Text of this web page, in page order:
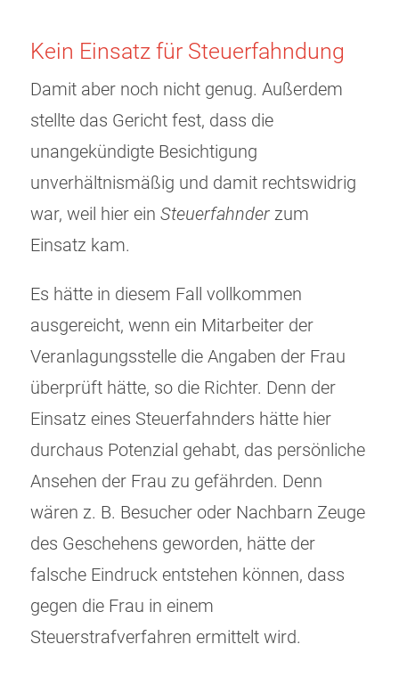
Kein Einsatz für Steuerfahndung
Damit aber noch nicht genug. Außerdem
stellte das Gericht fest, dass die
unangekündigte Besichtigung
unverhältnismäßig und damit rechtswidrig
war, weil hier ein Steuerfahnder zum
Einsatz kam.
Es hätte in diesem Fall vollkommen
ausgereicht, wenn ein Mitarbeiter der
Veranlagungsstelle die Angaben der Frau
überprüft hätte, so die Richter. Denn der
Einsatz eines Steuerfahnders hätte hier
durchaus Potenzial gehabt, das persönliche
Ansehen der Frau zu gefährden. Denn
wären z. B. Besucher oder Nachbarn Zeuge
des Geschehens geworden, hätte der
falsche Eindruck entstehen können, dass
gegen die Frau in einem
Steuerstrafverfahren ermittelt wird.